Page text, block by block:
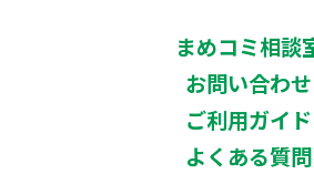
まめコミ相談
お問い合わせ
ご利用ガイド
よくある質問